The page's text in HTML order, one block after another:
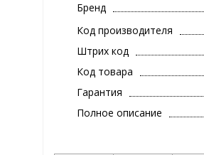
Бренд
Код производителя
Штрих код
Код товара
Гарантия
Полное описание